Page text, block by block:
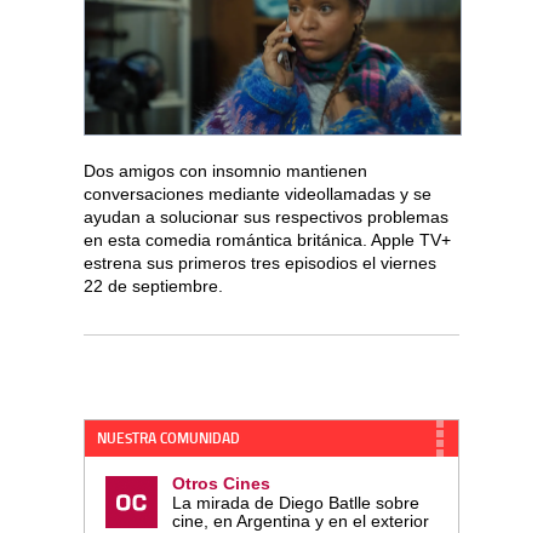
Dos amigos con insomnio mantienen
conversaciones mediante videollamadas y se
ayudan a solucionar sus respectivos problemas
en esta comedia romántica británica. Apple TV+
estrena sus primeros tres episodios el viernes
22 de septiembre.
NUESTRA COMUNIDAD
Otros Cines
La mirada de Diego Batlle sobre
cine, en Argentina y en el exterior